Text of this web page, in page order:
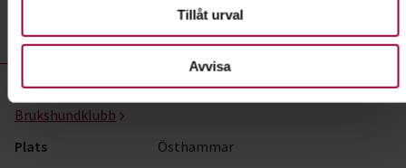
Tillåt urval
Avvisa
900 kr
Studiecirkel/kurs:Agility fortsättning - Östhammars
Brukshundklubb
Plats
Östhammar